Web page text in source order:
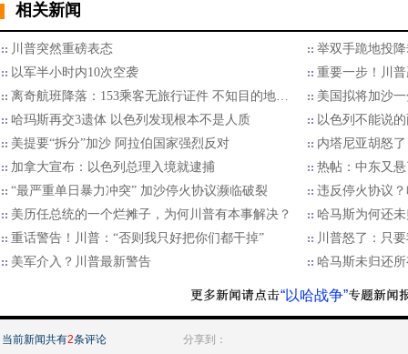
相关新闻
川普突然重磅表态
举双手跪地投
以军半小时内10次空袭
重要一步！川
离奇航班降落：153乘客无旅行证件 不知目的地…
美国拟将加沙
哈玛斯再交3遗体 以色列发现根本不是人质
以色列不能说
美提要“拆分”加沙 阿拉伯国家强烈反对
内塔尼亚胡怒
加拿大宣布：以色列总理入境就逮捕
热帖：中东又
“最严重单日暴力冲突” 加沙停火协议濒临破裂
违反停火协议
美历任总统的一个烂摊子，为何川普有本事解决？
哈马斯为何还
重话警告！川普：“否则我只好把你们都干掉”
川普怒了：只
美军介入？川普最新警告
哈马斯未归还
“以哈战争”
当前新闻共有2条评论 分享到：